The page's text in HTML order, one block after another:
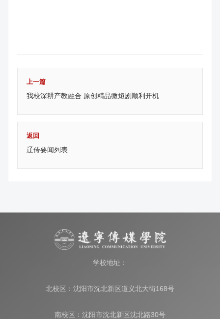
上一篇
我校深耕产教融合 原创精品微短剧顺利开机
返回
辽传要闻列表
学校地址：
北校区：沈阳市沈北新区道义北大街168号
南校区：沈阳市沈北新区沈北路30号